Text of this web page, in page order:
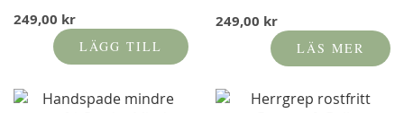
249,00 kr
LÄGG TILL
249,00 kr
LÄS MER